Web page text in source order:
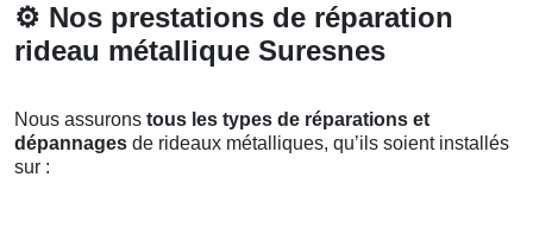
⚙️ Nos prestations de réparation
rideau métallique Suresnes
Nous assurons tous les types de réparations et
dépannages de rideaux métalliques, qu’ils soient installés
sur :